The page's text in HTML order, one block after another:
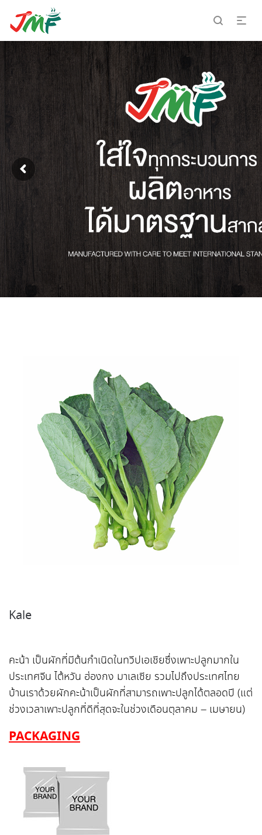
Kale
คะน้า เป็นผักที่มีต้นกำเนิดในทวีปเอเชียซึ่งเพาะปลูกมากใน
ประเทศจีน ไต้หวัน ฮ่องกง มาเลเซีย รวมไปถึงประเทศไทย
บ้านเราด้วยผักคะน้าเป็นผักที่สามารถเพาะปลูกได้ตลอดปี (แต่
ช่วงเวลาเพาะปลูกที่ดีที่สุดจะในช่วงเดือนตุลาคม – เมษายน)
PACKAGING